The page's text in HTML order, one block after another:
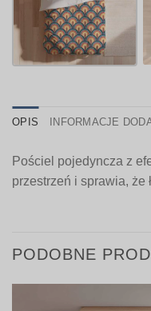
OPIS INFORMACJE
Pościel pojedyncza z
przestrzeń i sprawia, że
PODOBNE